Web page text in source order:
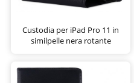
Custodia per iPad Pro 11 in
similpelle nera rotante